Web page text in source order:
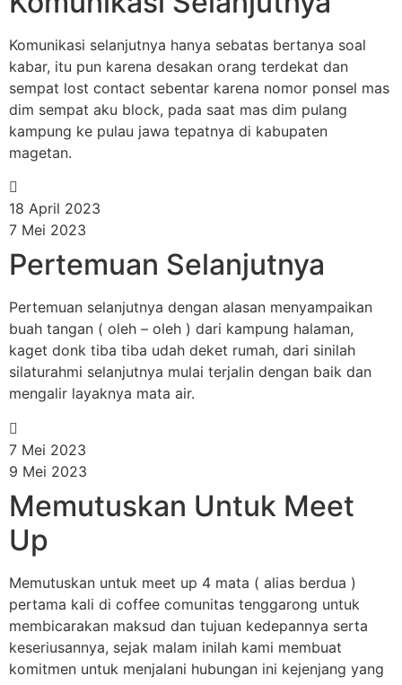
Komunikasi selanjutnya hanya sebatas bertanya soal
kabar, itu pun karena desakan orang terdekat dan
sempat lost contact sebentar karena nomor ponsel mas
dim sempat aku block, pada saat mas dim pulang
kampung ke pulau jawa tepatnya di kabupaten
magetan.
18 April 2023
7 Mei 2023
Pertemuan Selanjutnya
Pertemuan selanjutnya dengan alasan menyampaikan
buah tangan ( oleh – oleh ) dari kampung halaman,
kaget donk tiba tiba udah deket rumah, dari sinilah
silaturahmi selanjutnya mulai terjalin dengan baik dan
mengalir layaknya mata air.
7 Mei 2023
9 Mei 2023
Memutuskan Untuk Meet
Up
Memutuskan untuk meet up 4 mata ( alias berdua )
pertama kali di coffee comunitas tenggarong untuk
membicarakan maksud dan tujuan kedepannya serta
keseriusannya, sejak malam inilah kami membuat
komitmen untuk menjalani hubungan ini kejenjang yang